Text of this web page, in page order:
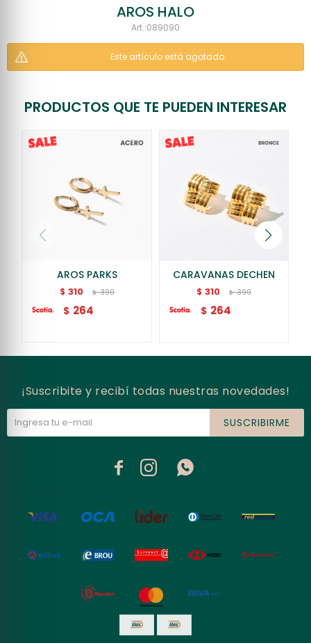
AROS HALO
089090
Este artículo está agotado.
PRODUCTOS QUE TE PUEDEN INTERESAR
AROS PARKS
$ 310 $ 390
$ 264
CARAVANAS DECHEN
$ 310 $ 390
$ 264
¡Suscribite y recibí todas nuestras novedades!
SUSCRIBIRME
  